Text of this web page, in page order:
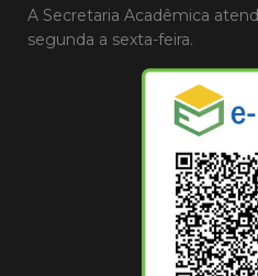
A Secretaria Acadêmica
segunda a sexta-feira.